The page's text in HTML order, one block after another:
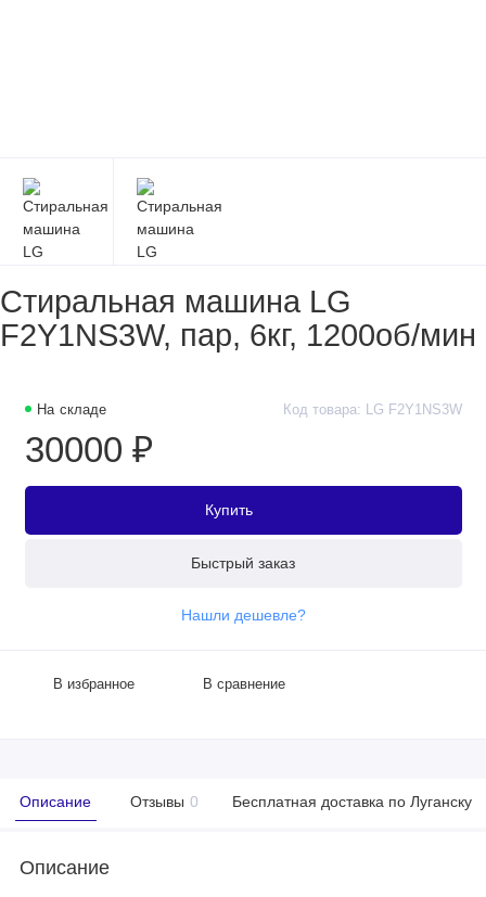
Стиральная машина LG
F2Y1NS3W, пар, 6кг, 1200об/мин
На складе Код товара: LG F2Y1NS3W
30000 ₽
Купить
Быстрый заказ
Нашли дешевле?
В избранное В сравнение
Описание Отзывы 0 Бесплатная доставка по Луганску
Описание